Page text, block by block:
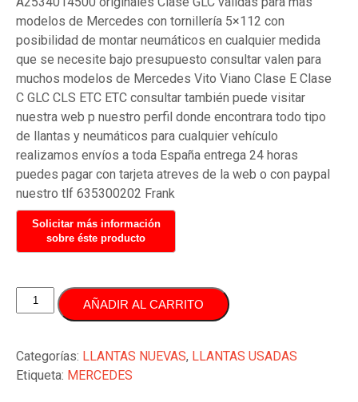
modelos de Mercedes con tornillería 5×112 con
posibilidad de montar neumáticos en cualquier medida
que se necesite bajo presupuesto consultar valen para
muchos modelos de Mercedes Vito Viano Clase E Clase
C GLC CLS ETC ETC consultar también puede visitar
nuestra web p nuestro perfil donde encontrara todo tipo
de llantas y neumáticos para cualquier vehículo
realizamos envíos a toda España entrega 24 horas
puedes pagar con tarjeta atreves de la web o con paypal
nuestro tlf 635300202 Frank
JUEGO
LLANTAS
MERCEDES
19
AÑADIR AL CARRITO
Categorías: LLANTAS NUEVAS, LLANTAS USADAS
Etiqueta: MERCEDES